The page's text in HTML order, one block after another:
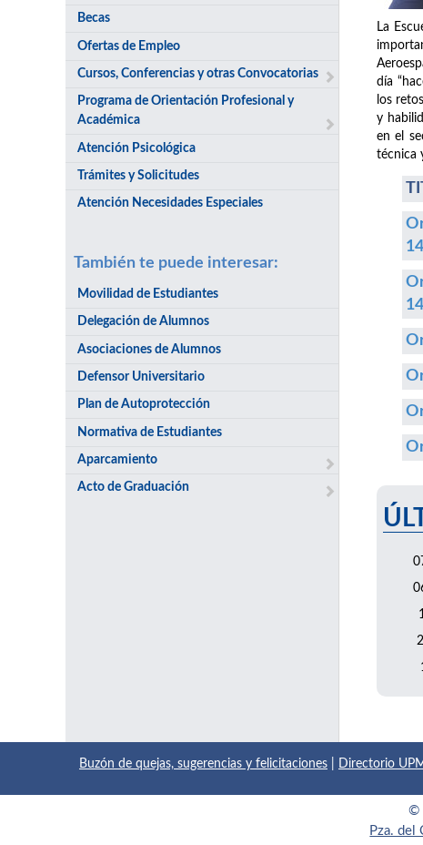
Becas
Ofertas de Empleo
Cursos, Conferencias y otras Convocatorias
Programa de Orientación Profesional y
Académica
Atención Psicológica
Trámites y Solicitudes
Atención Necesidades Especiales
También te puede interesar:
Movilidad de Estudiantes
Delegación de Alumnos
Asociaciones de Alumnos
Defensor Universitario
Plan de Autoprotección
Normativa de Estudiantes
Aparcamiento
Acto de Graduación
La
día
los
y
en el
técnica
Buzón de quejas, sugerencias y felicitaciones Directorio
©
Pza. del